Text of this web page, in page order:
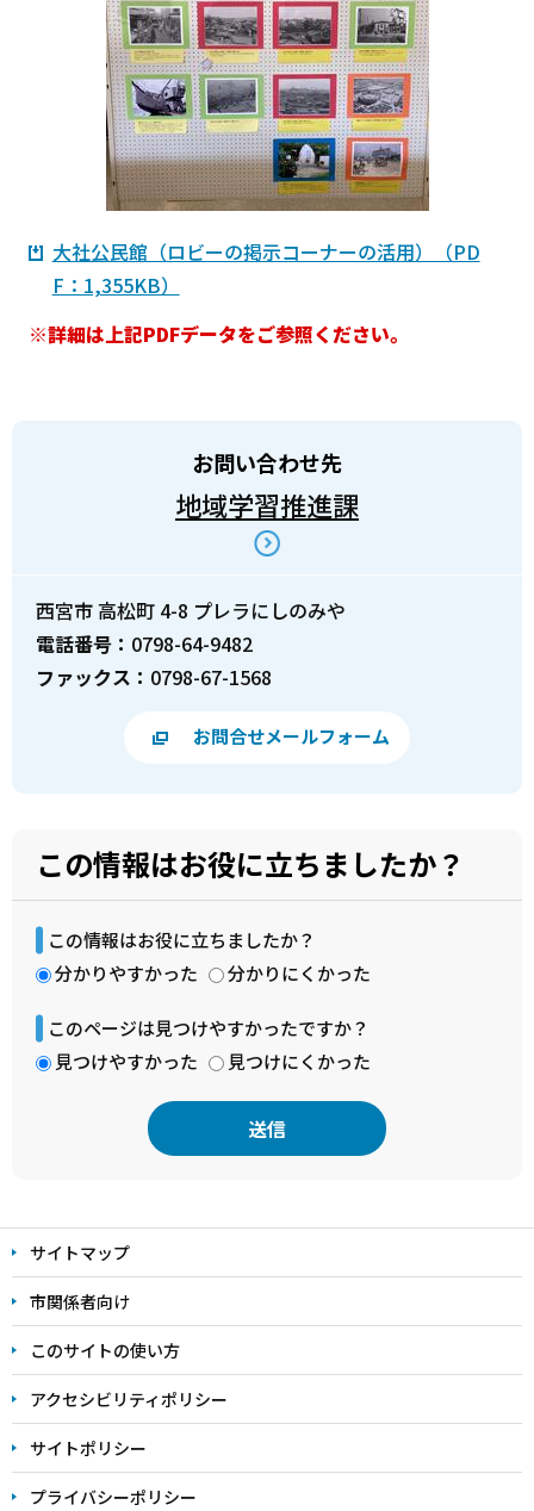
大社公民館（ロビーの掲示コーナーの活用）（PD
F：1,355KB）
※詳細は上記PDFデータをご参照ください。
お問い合わせ先
地域学習推進課
西宮市 高松町 4-8 プレラにしのみや
電話番号： 0798-64-9482
ファックス： 0798-67-1568
お問合せメールフォーム
この情報はお役に立ちましたか？
この情報はお役に立ちましたか？
分かりやすかった
分かりにくかった
このページは見つけやすかったですか？
見つけやすかった
見つけにくかった
文
こ
こ
ま
で
サイトマップ
市関係者向け
このサイトの使い方
アクセシビリティポリシー
サイトポリシー
プライバシーポリシー